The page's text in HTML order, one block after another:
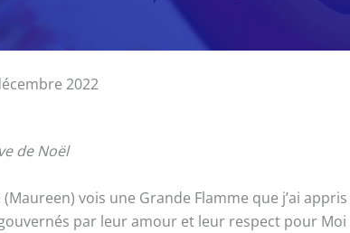
2022
de Noël
vois une Grande Flamme que j’ai
par leur amour et leur respect pour